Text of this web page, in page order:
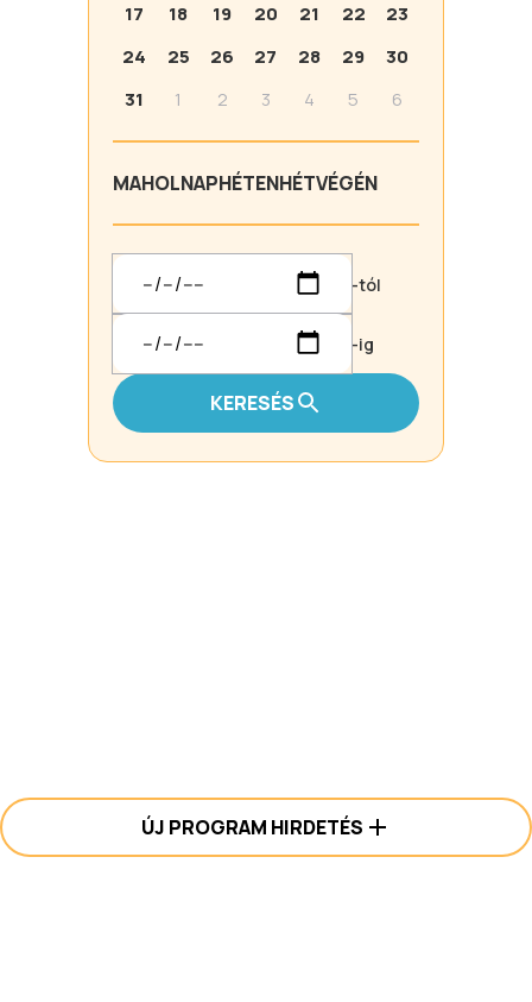
17
18 19 20 21 22
23
24
25 26 27 28 29
30
31
1 2 3 4 5 6
MAHOLNAPHÉTENHÉTVÉGÉN
-tól
-ig
KERESÉS
ÚJ PROGRAM HIRDETÉS